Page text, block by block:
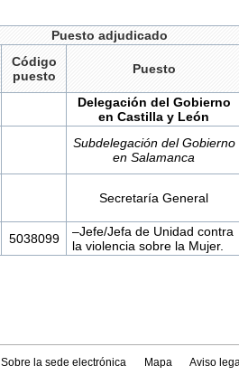
Puesto adjudicado
Código
puesto
Puesto
Delegación del Gobierno
en Castilla y León
Subdelegación del Gobierno
en Salamanca
Secretaría General
5038099
–Jefe/Jefa de Unidad contra
la violencia sobre la Mujer.
Sobre la sede electrónica Mapa Aviso